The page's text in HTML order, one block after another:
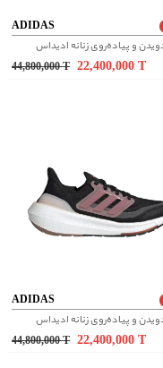
ADIDAS
و پیاده‌روی زنانه ادیداس
44,800,000 T 22,400,000
ADIDAS
و پیاده‌روی زنانه ادیداس
44,800,000 T 22,400,000